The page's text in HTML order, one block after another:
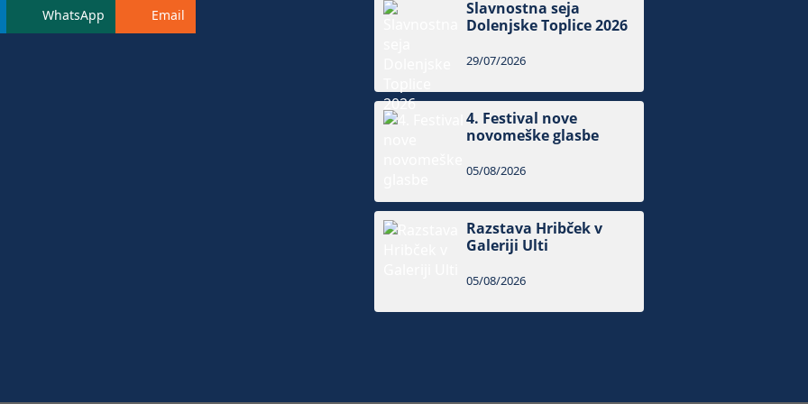
WhatsApp Email
Slavnostna seja
Dolenjske Toplice 2026
29/07/2026
4. Festival nove
novomeške glasbe
05/08/2026
Razstava Hribček v
Galeriji Ulti
05/08/2026